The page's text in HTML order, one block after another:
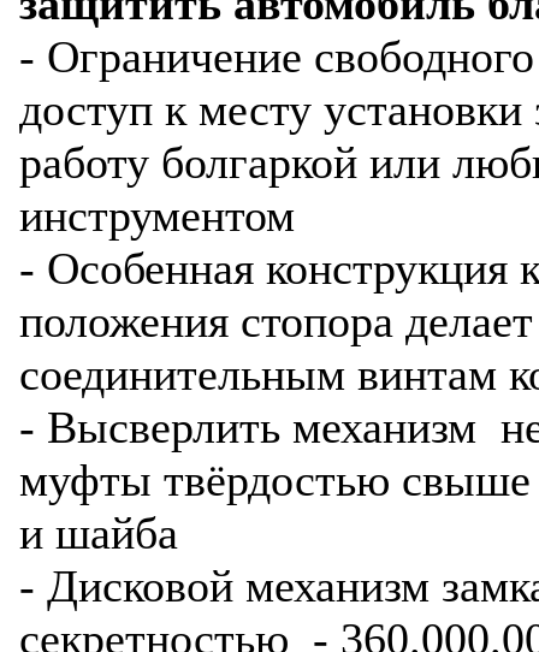
- Ограничение
доступ к месту
работу болгаркой или
инструментом
- Особенная конструкция
положения стопора
соединительным винтам
- Высверлить механизм
муфты твёрдостью
и шайба
- Дисковой механизм
секретностью -